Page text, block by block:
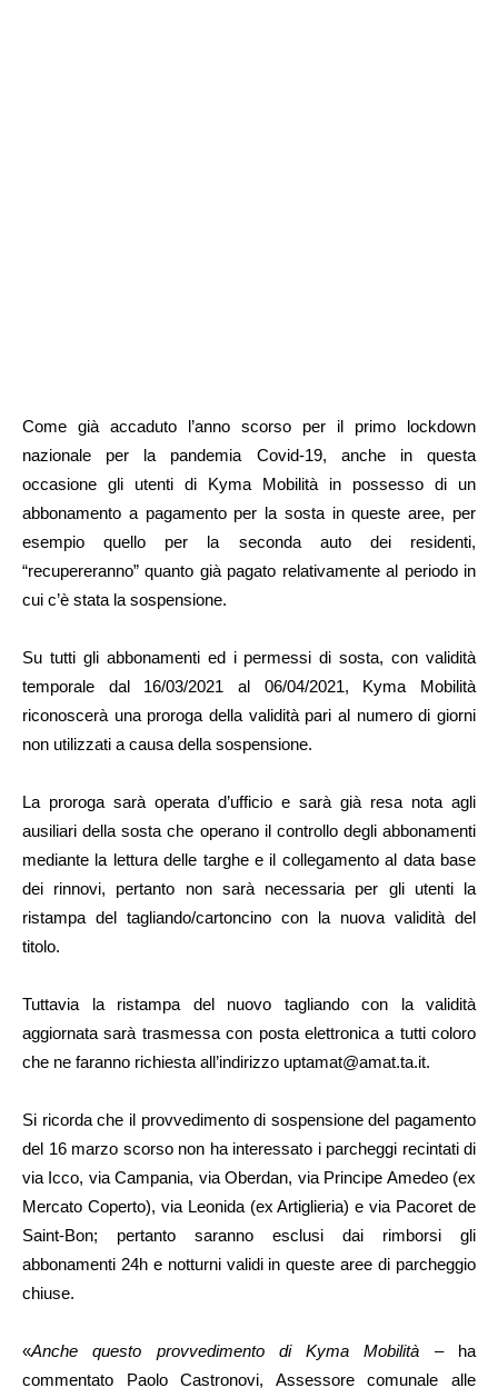
Come già accaduto l’anno scorso per il primo lockdown
nazionale per la pandemia Covid-19, anche in questa
occasione gli utenti di Kyma Mobilità in possesso di un
abbonamento a pagamento per la sosta in queste aree, per
esempio quello per la seconda auto dei residenti,
“recupereranno” quanto già pagato relativamente al periodo in
cui c’è stata la sospensione.
Su tutti gli abbonamenti ed i permessi di sosta, con validità
temporale dal 16/03/2021 al 06/04/2021, Kyma Mobilità
riconoscerà una proroga della validità pari al numero di giorni
non utilizzati a causa della sospensione.
La proroga sarà operata d’ufficio e sarà già resa nota agli
ausiliari della sosta che operano il controllo degli abbonamenti
mediante la lettura delle targhe e il collegamento al data base
dei rinnovi, pertanto non sarà necessaria per gli utenti la
ristampa del tagliando/cartoncino con la nuova validità del
titolo.
Tuttavia la ristampa del nuovo tagliando con la validità
aggiornata sarà trasmessa con posta elettronica a tutti coloro
che ne faranno richiesta all’indirizzo uptamat@amat.ta.it.
Si ricorda che il provvedimento di sospensione del pagamento
del 16 marzo scorso non ha interessato i parcheggi recintati di
via Icco, via Campania, via Oberdan, via Principe Amedeo (ex
Mercato Coperto), via Leonida (ex Artiglieria) e via Pacoret de
Saint-Bon; pertanto saranno esclusi dai rimborsi gli
abbonamenti 24h e notturni validi in queste aree di parcheggio
chiuse.
«Anche questo provvedimento di Kyma Mobilità – ha
commentato Paolo Castronovi, Assessore comunale alle